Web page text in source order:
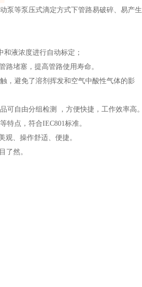
等泵压式滴定方式下管路易破碎、易产生
液浓度进行自动标定；
堵塞，提高管路使用寿命。
避免了溶剂挥发和空气中酸性气体的影
由分组检测 ，方便快捷，工作效率高。
点，符合IEC801标准。
、操作舒适、便捷。
然。